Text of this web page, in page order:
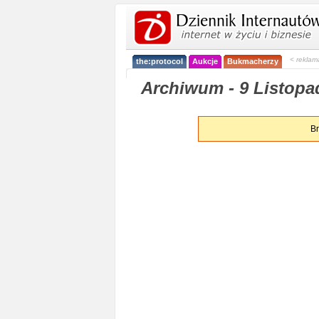
the:protocol Aukcje Bukmacherzy <
Archiwum - 9